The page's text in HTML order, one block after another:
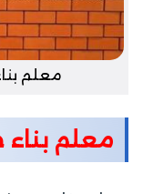
معلم
معلم